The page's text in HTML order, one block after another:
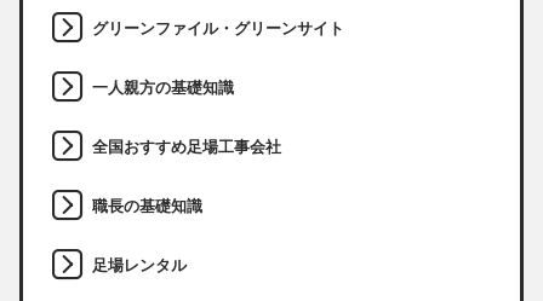
グリーンファイル・グリーンサイト
一人親方の基礎知識
全国おすすめ足場工事会社
職長の基礎知識
足場レンタル